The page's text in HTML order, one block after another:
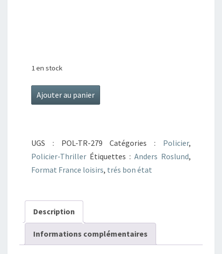
1 en stock
quantité
de
Ajouter au panier
UGS : POL-TR-279 Catégories : Policier,
Policier-Thriller Étiquettes : Anders Roslund,
Format France loisirs, trés bon état
Description
Informations complémentaires